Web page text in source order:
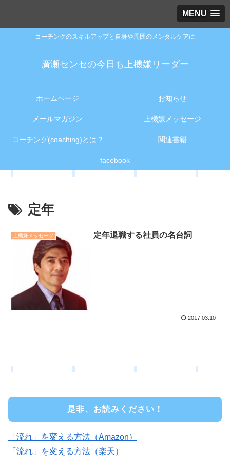
MENU
コーチングのスキルアップと自身や周囲のメンタルケアに
廣瀬センセの今日も上機嫌リーダー
ホームページ お知らせ
メールマガジン 上機嫌メッセージ
コーチング(coaching)とは？ 関連書籍
facebook
定年
上機嫌メッセージ 定年退職する社員の名台詞
2017.03.10
是非、お読みください！
「流れ」を変える方法（Amazon）
「流れ」を変える方法（楽天）